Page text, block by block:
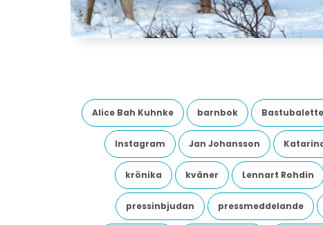
Alice Bah Kuhnke barnbok
Instagram Jan Johansson
krönika kväner Lennart Rohdin
pressinbjudan pressmeddelande